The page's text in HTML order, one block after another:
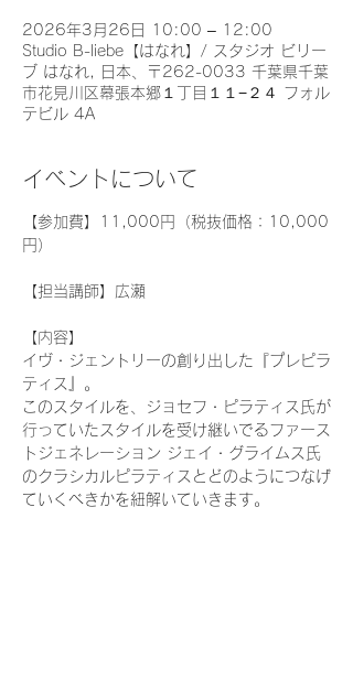
2026年3月26日 10:00 – 12:00
Studio B-liebe【はなれ】/ スタジオ ビリー
ブ はなれ, 日本、〒262-0033 千葉県千葉
市花見川区幕張本郷１丁目１１−２４ フォル
テビル 4A
イベントについて
【参加費】11,000円（税抜価格：10,000
円）
【担当講師】広瀬
【内容】
イヴ・ジェントリーの創り出した『プレピラ
ティス』。
このスタイルを、ジョセフ・ピラティス氏が
行っていたスタイルを受け継いでるファース
トジェネレーション ジェイ・グライムス氏
のクラシカルピラティスとどのようにつなげ
ていくべきかを紐解いていきます。